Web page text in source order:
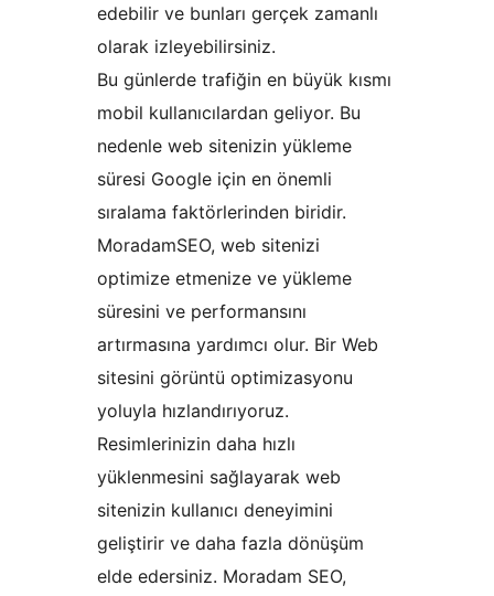
edebilir ve bunları gerçek zamanlı
olarak izleyebilirsiniz.
Bu günlerde trafiğin en büyük kısmı
mobil kullanıcılardan geliyor. Bu
nedenle web sitenizin yükleme
süresi Google için en önemli
sıralama faktörlerinden biridir.
MoradamSEO, web sitenizi
optimize etmenize ve yükleme
süresini ve performansını
artırmasına yardımcı olur. Bir Web
sitesini görüntü optimizasyonu
yoluyla hızlandırıyoruz.
Resimlerinizin daha hızlı
yüklenmesini sağlayarak web
sitenizin kullanıcı deneyimini
geliştirir ve daha fazla dönüşüm
elde edersiniz. Moradam SEO,